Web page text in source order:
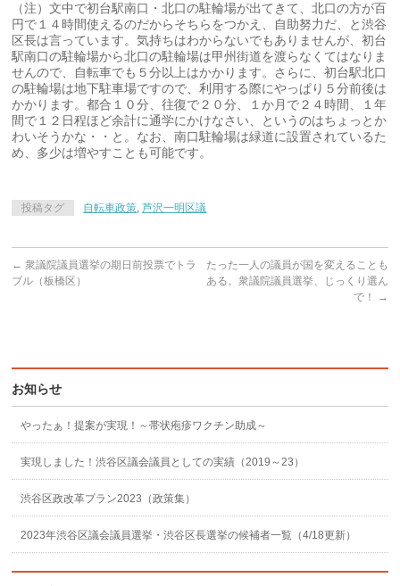
（注）文中で初台駅南口・北口の駐輪場が出てきて、北口の方が百
円で１４時間使えるのだからそちらをつかえ、自助努力だ、と渋谷
区長は言っています。気持ちはわからないでもありませんが、初台
駅南口の駐輪場から北口の駐輪場は甲州街道を渡らなくてはなりま
せんので、自転車でも５分以上はかかります。さらに、初台駅北口
の駐輪場は地下駐車場ですので、利用する際にやっぱり５分前後は
かかります。都合１０分、往復で２０分、１か月で２４時間、１年
間で１２日程ほど余計に通学にかけなさい、というのはちょっとか
わいそうかな・・と。なお、南口駐輪場は緑道に設置されているた
め、多少は増やすことも可能です。
投稿タグ 自転車政策,芦沢一明区議
← 衆議院議員選挙の期日前投票でトラ
ブル（板橋区）
たった一人の議員が国を変えることも
ある。衆議院議員選挙、じっくり選ん
で！
→
お知らせ
やったぁ！提案が実現！～帯状疱疹ワクチン助成～
実現しました！渋谷区議会議員としての実績（2019～23）
渋谷区政改革プラン2023（政策集）
2023年渋谷区議会議員選挙・渋谷区長選挙の候補者一覧（4/18更新）